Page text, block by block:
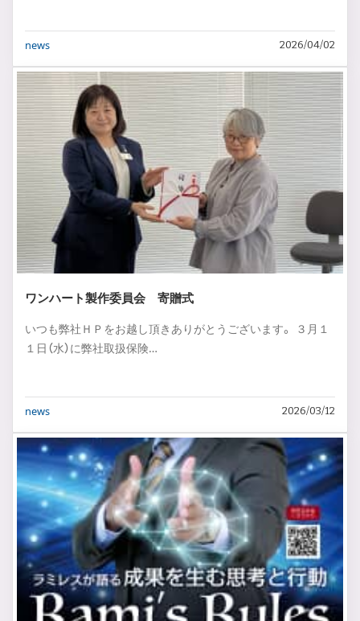
news 2026/04/02
ワンハート製作委員会 寄贈式
いつも弊社ＨＰをお越し頂きありがとうございます。 ３月１
１日（水）に弊社取扱保険…
news 2026/03/12